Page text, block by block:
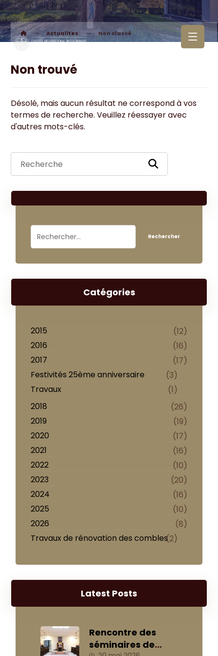
Actualites Non classé
Non trouvé
Désolé, mais aucun résultat ne correspond à vos
termes de recherche. Veuillez réessayer avec
d'autres mots-clés.
Catégories
2015
(12)
2016
(16)
2017
(17)
Festivités 25ème anniversaire
(3)
Travaux
(1)
2018
(26)
2019
(19)
2020
(17)
2021
(16)
2022
(10)
2023
(20)
2024
(16)
2025
(10)
2026
(8)
Travaux de rénovation des combles(2)
Latest Posts
Rencontre des
séminaires de